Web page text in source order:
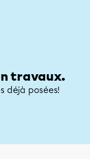
travaux.
déjà posées!